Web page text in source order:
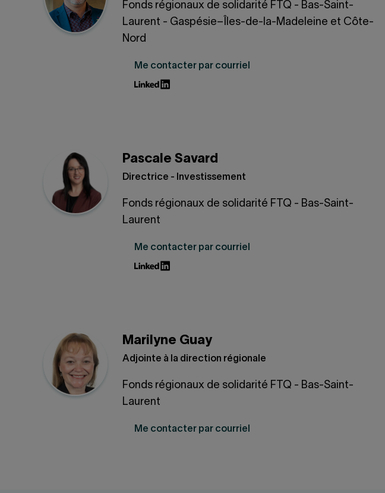
Fonds régionaux de solidarité FTQ - Bas-Saint-
Laurent - Gaspésie–Îles-de-la-Madeleine et Côte-
Nord
Me contacter par courriel
Pascale Savard
Directrice - Investissement
Fonds régionaux de solidarité FTQ - Bas-Saint-
Laurent
Me contacter par courriel
Marilyne Guay
Adjointe à la direction régionale
Fonds régionaux de solidarité FTQ - Bas-Saint-
Laurent
Me contacter par courriel